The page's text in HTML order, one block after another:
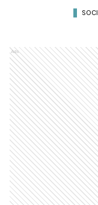
Ads